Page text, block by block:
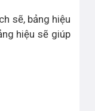
sẽ, bảng hiệu
hiệu sẽ giúp